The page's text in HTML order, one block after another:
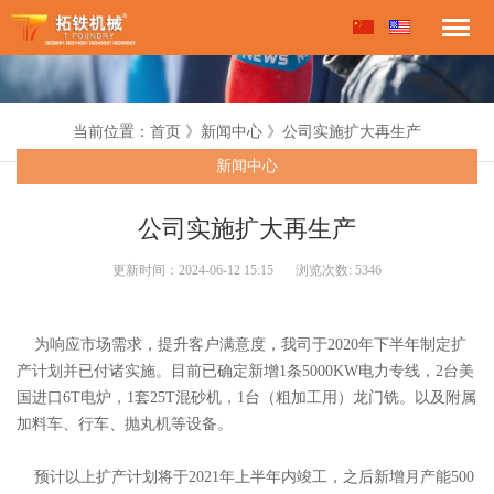
当前位置：首页 》新闻中心 》公司实施扩大再生产
新闻中心
公司实施扩大再生产
更新时间：2024-06-12 15:15 浏览次数: 5346
为响应市场需求，提升客户满意度，我司于2020年下半年制定扩
产计划并已付诸实施。目前已确定新增1条5000KW电力专线，2台美
国进口6T电炉，1套25T混砂机，1台（粗加工用）龙门铣。以及附属
加料车、行车、抛丸机等设备。
预计以上扩产计划将于2021年上半年内竣工，之后新增月产能500